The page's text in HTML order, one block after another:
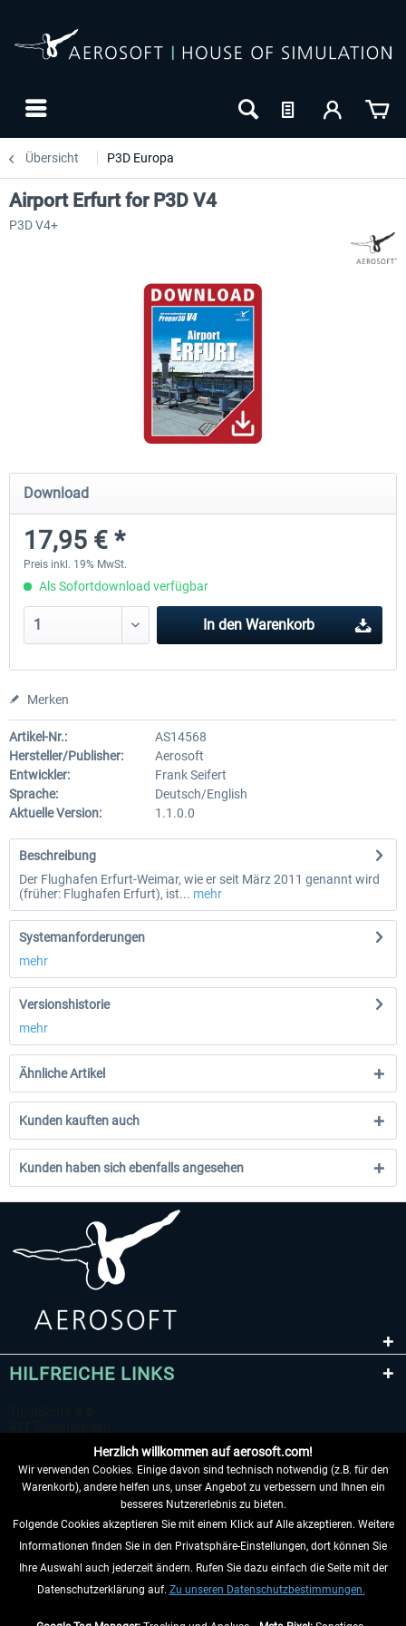
Übersicht P3D Europa
Hamburg-Finkenwerder
11,90 € *
Madeira X Evolution
Airport Erfurt for P3D V4
P3D V4+
Download
17,95 € *
Preis inkl. 19% MwSt.
Als Sofortdownload verfügbar
In den Warenkorb
Merken
Artikel-Nr.:
AS14568
Hersteller/Publisher:
Aerosoft
Entwickler:
Frank Seifert
Sprache:
Deutsch/English
Aktuelle Version:
1.1.0.0
Beschreibung
Der Flughafen Erfurt-Weimar, wie er seit März 2011 genannt wird
(früher: Flughafen Erfurt), ist... mehr
Systemanforderungen
mehr
Versionshistorie
mehr
Ähnliche Artikel
Kunden kauften auch
Kunden haben sich ebenfalls angesehen
HILFREICHE LINKS
VERTRAG WIDERRUFEN
INFORMATIONEN
Herzlich willkommen auf aerosoft.com!
Wir verwenden Cookies. Einige davon sind technisch notwendig (z.B. für den
Warenkorb), andere helfen uns, unser Angebot zu verbessern und Ihnen ein
besseres Nutzererlebnis zu bieten.
Folgende Cookies akzeptieren Sie mit einem Klick auf Alle akzeptieren. Weitere
Informationen finden Sie in den Privatsphäre-Einstellungen, dort können Sie
Ihre Auswahl auch jederzeit ändern. Rufen Sie dazu einfach die Seite mit der
Datenschutzerklärung auf. Zu unseren Datenschutzbestimmungen.